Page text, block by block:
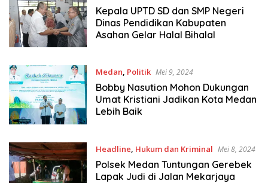
Kepala UPTD SD dan SMP Negeri
Dinas Pendidikan Kabupaten
Asahan Gelar Halal Bihalal
Medan, Politik Mei 9, 2024
Bobby Nasution Mohon Dukungan
Umat Kristiani Jadikan Kota Medan
Lebih Baik
Headline, Hukum dan Kriminal Mei 8, 2024
Polsek Medan Tuntungan Gerebek
Lapak Judi di Jalan Mekarjaya